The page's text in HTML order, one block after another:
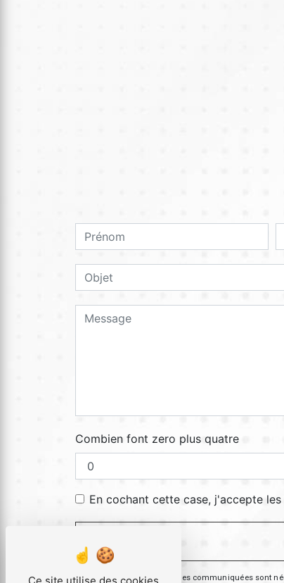
Combien font zero plus quatre
En cochant cette case, j'accepte
** Les données personnelles communiquées sont